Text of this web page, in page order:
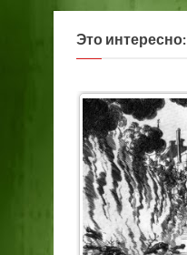
Это интересно: